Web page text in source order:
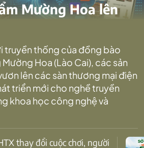
Mường Hoa lên
truyền thống của đồng bào
Hoa (Lào Cai), các sản
lên các sàn thương mại điện
triển mới cho nghề truyền
khoa học công nghệ và